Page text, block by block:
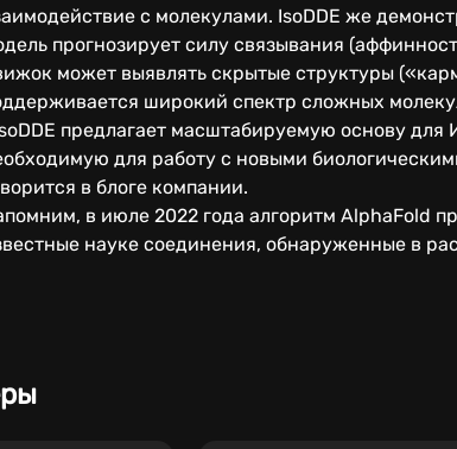
с молекулами. IsoDDE же
прогнозирует силу связывания
может выявлять скрытые структуры
широкий спектр сложных
предлагает масштабируемую основу
для работу с новыми
в блоге компании.
в июле 2022 года алгоритм AlphaFold
науке соединения, обнаруженные в